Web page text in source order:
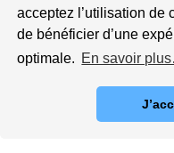
acceptez l’utilisation de
de bénéficier d’une
optimale. En savoir